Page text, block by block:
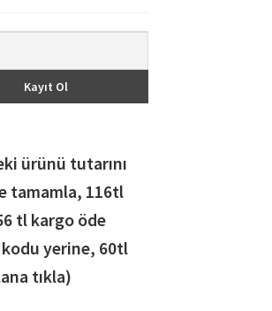
ürünü tutarını
tamamla, 116tl
tl kargo öde
yerine, 60tl
tıkla)